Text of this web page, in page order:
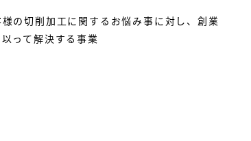
の切削加工に関するお悩み事に対し、創業
って解決する事業